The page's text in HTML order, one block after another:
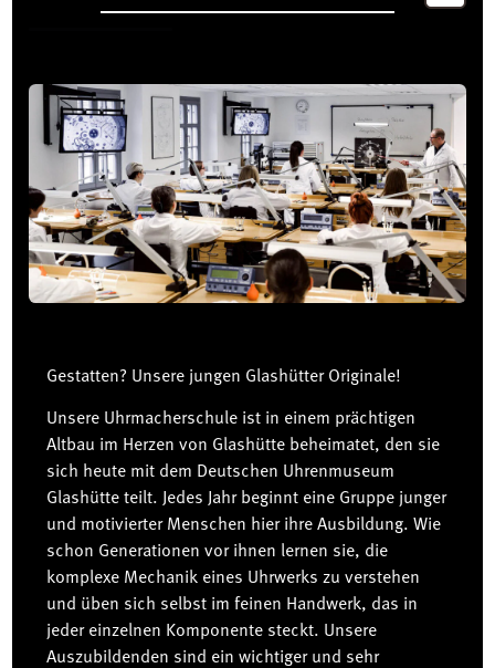
Gestatten? Unsere jungen Glashütter Originale!
Unsere Uhrmacherschule ist in einem prächtigen
Altbau im Herzen von Glashütte beheimatet, den sie
sich heute mit dem Deutschen Uhrenmuseum
Glashütte teilt. Jedes Jahr beginnt eine Gruppe junger
und motivierter Menschen hier ihre Ausbildung. Wie
schon Generationen vor ihnen lernen sie, die
komplexe Mechanik eines Uhrwerks zu verstehen
und üben sich selbst im feinen Handwerk, das in
jeder einzelnen Komponente steckt. Unsere
Auszubildenden sind ein wichtiger und sehr